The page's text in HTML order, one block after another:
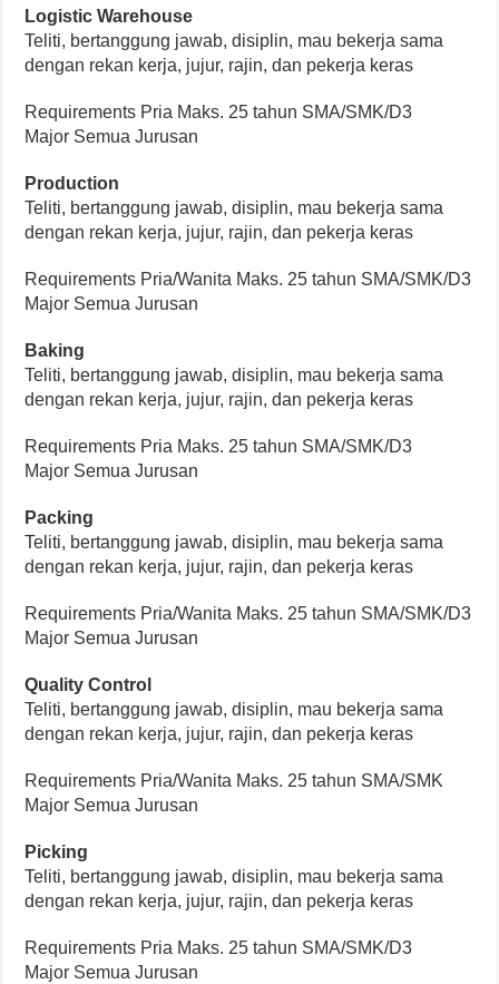
Logistic Warehouse
Teliti, bertanggung jawab, disiplin, mau bekerja sama
dengan rekan kerja, jujur, rajin, dan pekerja keras
Requirements Pria Maks. 25 tahun SMA/SMK/D3
Major Semua Jurusan
Production
Teliti, bertanggung jawab, disiplin, mau bekerja sama
dengan rekan kerja, jujur, rajin, dan pekerja keras
Requirements Pria/Wanita Maks. 25 tahun SMA/SMK/D3
Major Semua Jurusan
Baking
Teliti, bertanggung jawab, disiplin, mau bekerja sama
dengan rekan kerja, jujur, rajin, dan pekerja keras
Requirements Pria Maks. 25 tahun SMA/SMK/D3
Major Semua Jurusan
Packing
Teliti, bertanggung jawab, disiplin, mau bekerja sama
dengan rekan kerja, jujur, rajin, dan pekerja keras
Requirements Pria/Wanita Maks. 25 tahun SMA/SMK/D3
Major Semua Jurusan
Quality Control
Teliti, bertanggung jawab, disiplin, mau bekerja sama
dengan rekan kerja, jujur, rajin, dan pekerja keras
Requirements Pria/Wanita Maks. 25 tahun SMA/SMK
Major Semua Jurusan
Picking
Teliti, bertanggung jawab, disiplin, mau bekerja sama
dengan rekan kerja, jujur, rajin, dan pekerja keras
Requirements Pria Maks. 25 tahun SMA/SMK/D3
Major Semua Jurusan